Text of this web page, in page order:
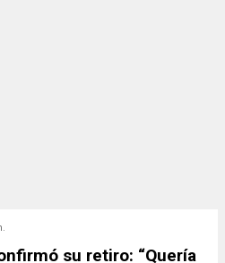
su retiro: “Quería